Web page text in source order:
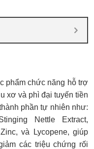
phẩm chức năng hỗ trợ
xơ và phì đại tuyến tiền
phần tự nhiên như:
Nettle Extract,
và Lycopene, giúp
các triệu chứng rối